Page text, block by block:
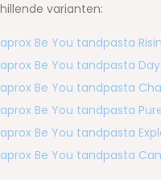
varianten:
Be You tandpasta
Be You tandpasta
Be You tandpasta
Be You tandpasta
Be You tandpasta
Be You tandpasta